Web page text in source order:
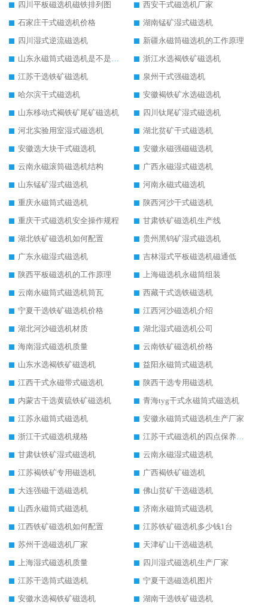
四川平板磁选机磁铁排列图
西安干式磁选机厂家
石家庄干式磁选机价格
湖南锰矿湿式磁选机
四川湿式逆流磁选机
新疆永磁筒磁选机的工作原理
山东永磁筒式磁选机是不是强磁
浙江水选褐铁矿磁选机
江苏干选铁矿磁选机
泉州干式强磁选机
哈尔滨干式磁选机
安徽褐铁矿水选磁选机
山东移动式褐铁矿尾矿磁选机
四川钛尾矿湿式磁选机
河北实验用室湿式磁选机
湖北贫矿干式磁选机
安徽选大块干式磁选机
安徽永磁强磁磁选机
云南永磁滚筒磁选机结构
广西永磁湿式磁选机
山东锰矿湿式磁选机
河南永磁式磁选机
重庆永磁筒式磁选机
陕西河沙干式磁选机
重庆干式磁选机安全操作规程
甘肃铁矿磁选机生产线
湖北铁矿磁选机如何配置
贵州黑钨矿湿式磁选机
广东永磁湿式磁选机
吉林湿式平板磁选机磁通低
陕西平板磁选机的工作原理
上海磁选机永磁筒组装
云南永磁筒式磁选机筒瓦
西藏干式选铁磁选机
宁夏干选铁矿磁选机价格
江西河沙磁选机介绍
湖北河沙磁选机材质
湖北湿式磁选机公司
海南湿式磁选机质量
云南铁矿磁选机价格
山东水选褐铁矿磁选机
益阳永磁筒式磁选机
江西干式永磁带式磁选机
陕西干选专用磁选机
内蒙古干选黄硫铁矿磁选机
青海tyg干式永磁筒式磁选机
江苏永磁筒式磁选机
安徽永磁筒式磁选机生产厂家
浙江干式磁选机规格
江苏干式磁选机的四点保养秘籍
甘肃钛铁矿湿式磁选机
云南永磁湿式磁选机
江苏褐铁矿专用磁选机
广西褐铁矿磁选机
大连强磁干选磁选机
佛山贫矿干选磁选机
山西永磁筒式磁选机
济南永磁筒式磁选机
江西铁矿磁选机如何配置
江苏铁矿磁选机多少钱1台
苏州干选磁选机厂家
天津矿山干选磁选机
上海湿式磁选机质量
四川湿式磁选机生产厂家
江苏干选筒式磁选机
宁夏干选磁选机图片
安徽水选褐铁矿磁选机
湖南干选铁矿磁选机